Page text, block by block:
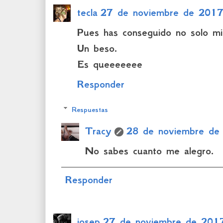
tecla 27 de noviembre de
Pues has conseguido no solo
Un beso.
Es queeeeeee
Responder
Respuestas
Tracy
28 de noviembre
No sabes cuanto me alegro.
Responder